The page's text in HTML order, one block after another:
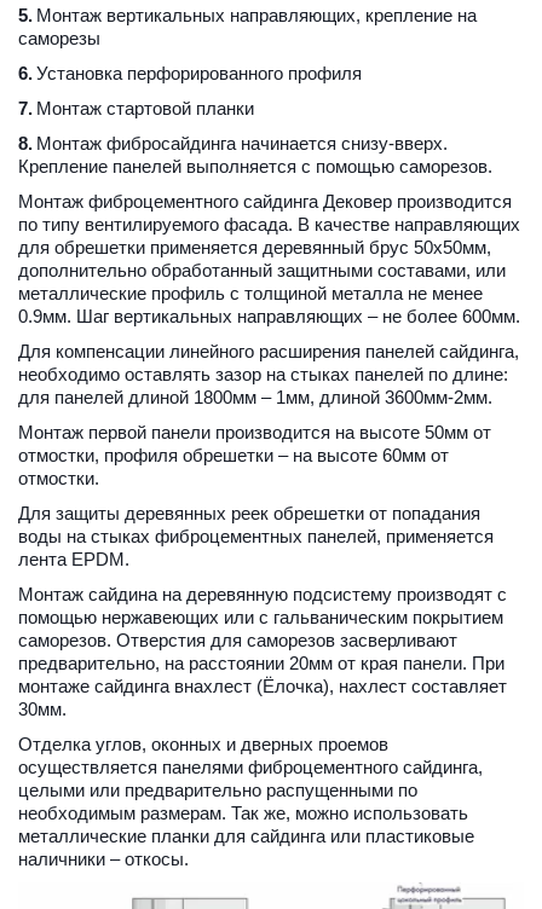
5. Монтаж вертикальных направляющих, крепление на
саморезы
6. Установка перфорированного профиля
7. Монтаж стартовой планки
8. Монтаж фибросайдинга начинается снизу-вверх.
Крепление панелей выполняется с помощью саморезов.
Монтаж фиброцементного сайдинга Дековер производится
по типу вентилируемого фасада. В качестве направляющих
для обрешетки применяется деревянный брус 50х50мм,
дополнительно обработанный защитными составами, или
металлические профиль с толщиной металла не менее
0.9мм. Шаг вертикальных направляющих – не более 600мм.
Для компенсации линейного расширения панелей сайдинга,
необходимо оставлять зазор на стыках панелей по длине:
для панелей длиной 1800мм – 1мм, длиной 3600мм-2мм.
Монтаж первой панели производится на высоте 50мм от
отмостки, профиля обрешетки – на высоте 60мм от
отмостки.
Для защиты деревянных реек обрешетки от попадания
воды на стыках фиброцементных панелей, применяется
лента EPDM.
Монтаж сайдина на деревянную подсистему производят с
помощью нержавеющих или с гальваническим покрытием
саморезов. Отверстия для саморезов засверливают
предварительно, на расстоянии 20мм от края панели. При
монтаже сайдинга внахлест (Ёлочка), нахлест составляет
30мм.
Отделка углов, оконных и дверных проемов
осуществляется панелями фиброцементного сайдинга,
целыми или предварительно распущенными по
необходимым размерам. Так же, можно использовать
металлические планки для сайдинга или пластиковые
наличники – откосы.